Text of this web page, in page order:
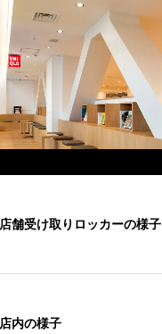
店舗受け取りロッカーの様子
店内の様子